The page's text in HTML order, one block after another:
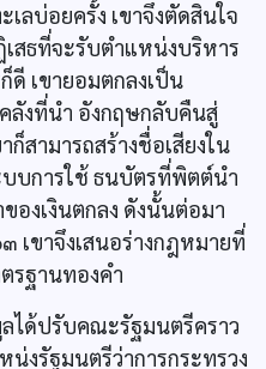
เลบ่อยครั้ง เขาจึงตัดสินใจ
สธที่จะรับตำแหน่งบริหาร
ดี เขายอมตกลงเป็น
ลังที่นำ อังกฤษกลับคืนสู่
สามารถสร้างชื่อเสียงใน
บบการใช้ ธนบัตรที่พิตต์นำ
องเงินตกลง ดังนั้นต่อมา
เขาจึงเสนอร่างกฎหมายที่
รฐานทองคำ
ได้ปรับคณะรัฐมนตรีคราว
งรัฐมนตรีว่าการกระทรวง